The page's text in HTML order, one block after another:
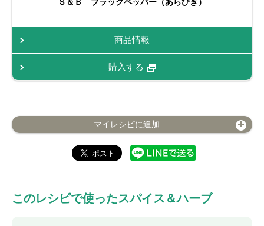
商品情報
購入する
マイレシピに追加
このレシピで使ったスパイス＆ハーブ